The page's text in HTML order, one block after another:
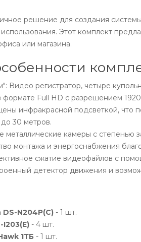
решение для создания
Этот комплект
или магазина.
Видео регистратор, четыре
формате Full HD с разрешением
инфракрасной подсветкой, что
30 метров.
металлические камеры с степенью
монтажа и энергоснабжения
сжатие видеофайлов с
детектор движения и
N204P(C) - 1 шт.
- 4 шт.
1ТБ - 1 шт.